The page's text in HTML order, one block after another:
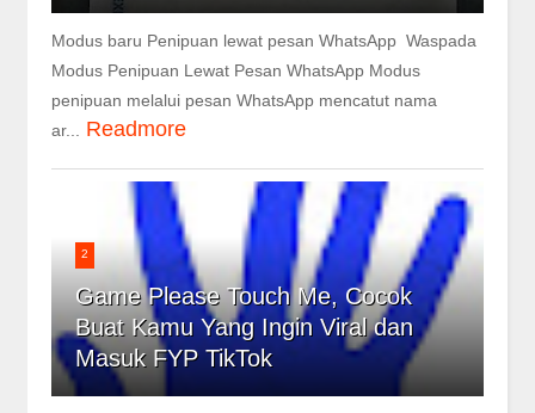
Modus baru Penipuan lewat pesan WhatsApp Waspada
Modus Penipuan Lewat Pesan WhatsApp Modus
penipuan melalui pesan WhatsApp mencatut nama
ar...
Readmore
2
Game Please Touch Me, Cocok
Buat Kamu Yang Ingin Viral dan
Masuk FYP TikTok